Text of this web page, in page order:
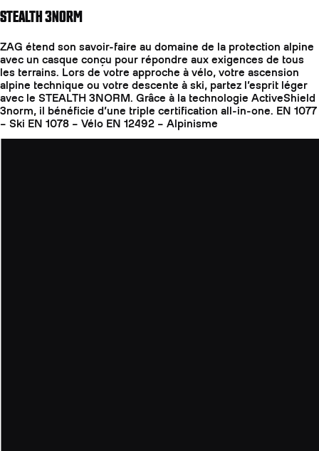
STEALTH 3NORM
ZAG étend son savoir-faire au domaine de la protection alpine
avec un casque conçu pour répondre aux exigences de tous
les terrains. Lors de votre approche à vélo, votre ascension
alpine technique ou votre descente à ski, partez l’esprit léger
avec le STEALTH 3NORM. Grâce à la technologie ActiveShield
3norm, il bénéficie d’une triple certification all-in-one. EN 1077
– Ski EN 1078 – Vélo EN 12492 – Alpinisme